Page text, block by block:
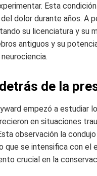
Esta
dolor durante años. A
su licenciatura y su
antiguos y su
de la
empezó a estudiar
en situaciones
observación la
que se intensifica con
crucial en la